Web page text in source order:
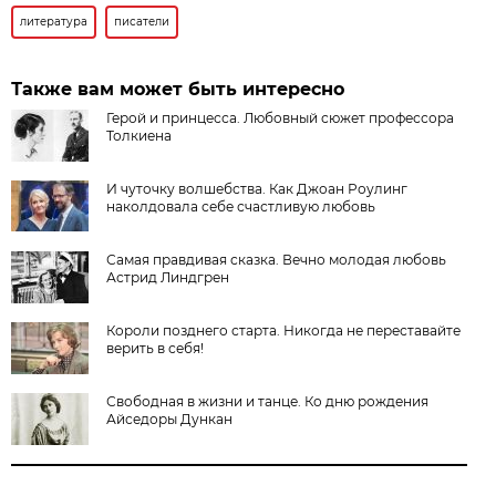
литература писатели
Также вам может быть интересно
Герой и принцесса. Любовный сюжет профессора
Толкиена
И чуточку волшебства. Как Джоан Роулинг
наколдовала себе счастливую любовь
Самая правдивая сказка. Вечно молодая любовь
Астрид Линдгрен
Короли позднего старта. Никогда не переставайте
верить в себя!
Свободная в жизни и танце. Ко дню рождения
Айседоры Дункан